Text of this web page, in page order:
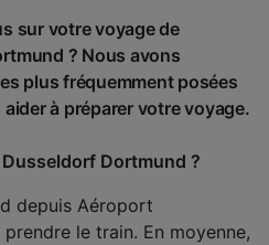
sur votre voyage de
? Nous avons
plus fréquemment posées
à préparer votre voyage.
Dortmund ?
depuis Aéroport
le train. En moyenne,